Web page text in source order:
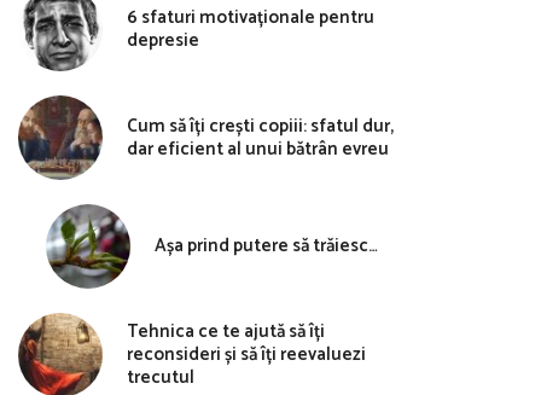
6 sfaturi motivaționale pentru
depresie
Cum să îți crești copiii: sfatul dur,
dar eficient al unui bătrân evreu
Așa prind putere să trăiesc…
Tehnica ce te ajută să îți
reconsideri și să îți reevaluezi
trecutul